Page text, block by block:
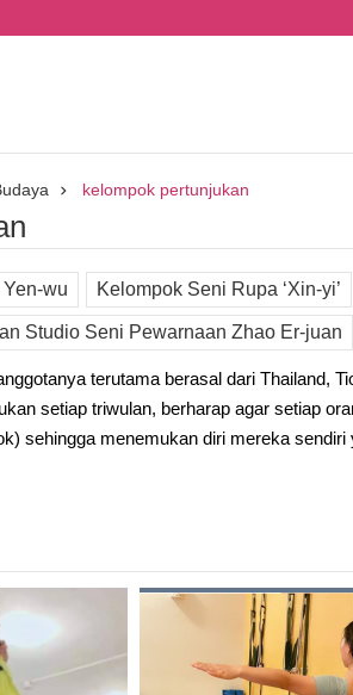
kelompok pertunjukan
wu Kelompok Seni Rupa ‘Xin-yi’
Studio Seni Pewarnaan Zhao Er-juan
terutama berasal dari Thailand,
setiap triwulan, berharap agar setiap
sehingga menemukan diri mereka sendiri